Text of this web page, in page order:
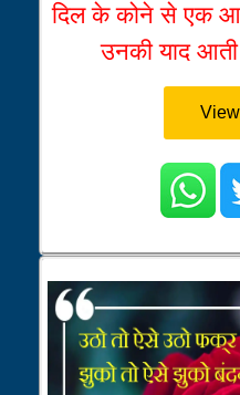
दिल के कोने से एक
उनकी याद